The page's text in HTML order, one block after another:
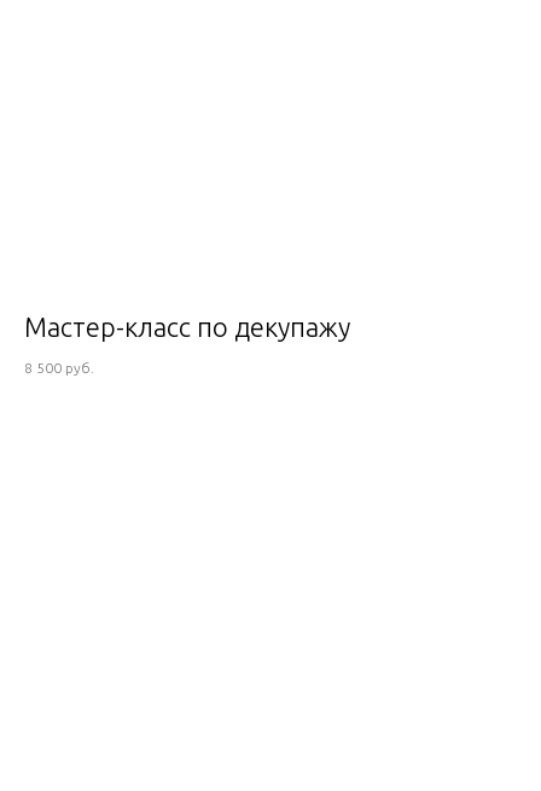
Мастер-класс по декупажу
8 500 руб.